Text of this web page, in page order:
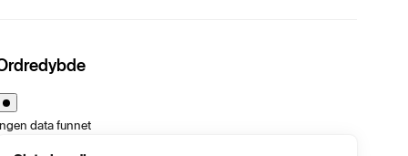
data funnet